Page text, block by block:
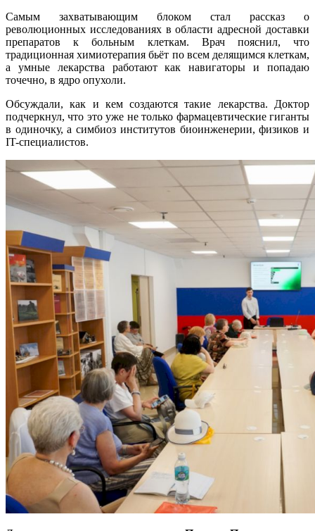
Самым захватывающим блоком стал рассказ о
революционных исследованиях в области адресной доставки
препаратов к больным клеткам. Врач пояснил, что
традиционная химиотерапия бьёт по всем делящимся клеткам,
а умные лекарства работают как навигаторы и попадаю
точечно, в ядро опухоли.
Обсуждали, как и кем создаются такие лекарства. Доктор
подчеркнул, что это уже не только фармацевтические гиганты
в одиночку, а симбиоз институтов биоинженерии, физиков и
IT-специалистов.